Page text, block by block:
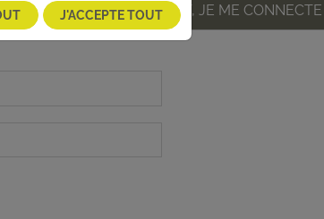
DÉJÀ INSCRIT, JE ME CONNECTE
J'ACCEPTE TOUT